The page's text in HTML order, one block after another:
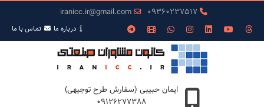
09360237517
iranicc.ir@gmail.com
درباره ما تمـاس با ما
ایمان حبیبی (سفارش طرح توجیهی)
09126277388